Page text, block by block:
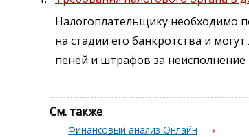
Налогоплательщику необходимо
на стадии его банкротства и
пеней и штрафов за неисполнение
См. также
Финансовый анализ Онлайн